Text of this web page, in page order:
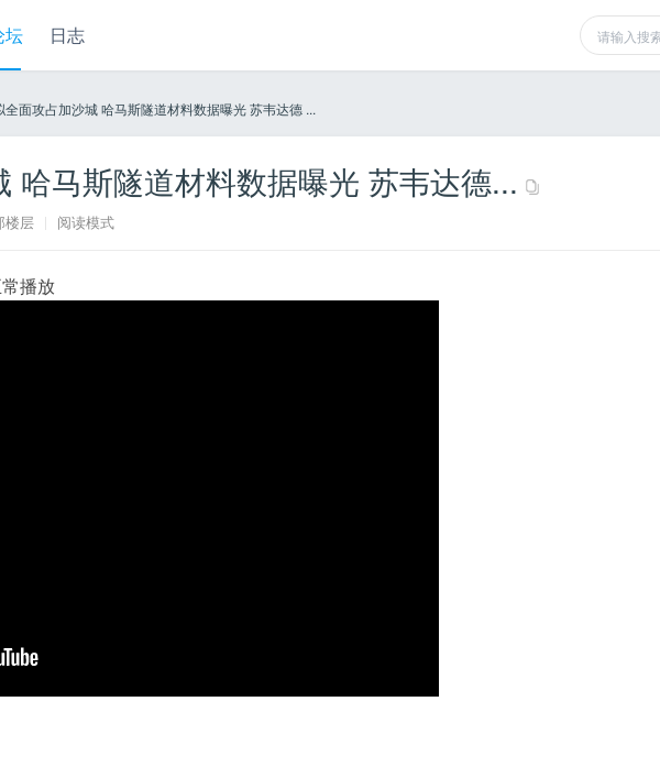
坛 日志
全面攻占加沙城 哈马斯隧道材料数据曝光 苏韦达德 ...
哈马斯隧道材料数据曝光 苏韦达德...
楼层 | 阅读模式
播放